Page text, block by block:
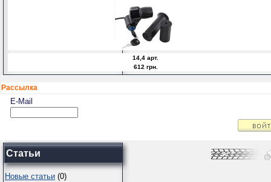
14,4 арт.
612 грн.
Рассылка
E-Mail
Статьи
Новые статьи (0)